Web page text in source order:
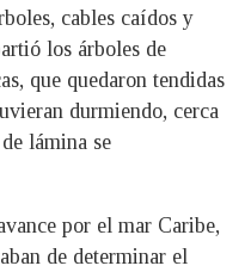
cables caídos y
los árboles de
que quedaron tendidas
durmiendo, cerca
lámina se
por el mar Caribe,
de determinar el